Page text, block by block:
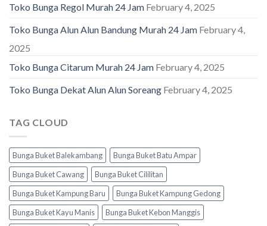
Toko Bunga Regol Murah 24 Jam February 4, 2025
Toko Bunga Alun Alun Bandung Murah 24 Jam February 4,
2025
Toko Bunga Citarum Murah 24 Jam February 4, 2025
Toko Bunga Dekat Alun Alun Soreang February 4, 2025
TAG CLOUD
Bunga Buket Balekambang
Bunga Buket Batu Ampar
Bunga Buket Cawang
Bunga Buket Cililitan
Bunga Buket Kampung Baru
Bunga Buket Kampung Gedong
Bunga Buket Kayu Manis
Bunga Buket Kebon Manggis